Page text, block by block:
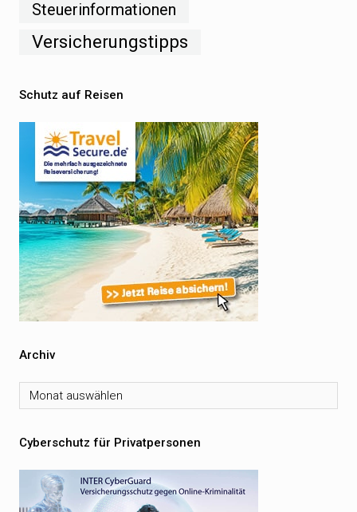
Steuerinformationen
Versicherungstipps
Schutz auf Reisen
Archiv
Archiv
Cyberschutz für Privatpersonen